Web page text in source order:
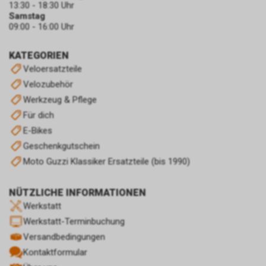
KATEGORIEN
Veloersatzteile
Velozubehör
Werkzeug & Pflege
Für dich
E-Bikes
Geschenkgutschein
Moto Guzzi Klassiker Ersatzteile (bis 1990)
NÜTZLICHE INFORMATIONEN
Werkstatt
Werkstatt-Terminbuchung
Versandbedingungen
Kontaktformular
13:30 - 18:30 Uhr
Samstag
09:00 - 16:00 Uhr